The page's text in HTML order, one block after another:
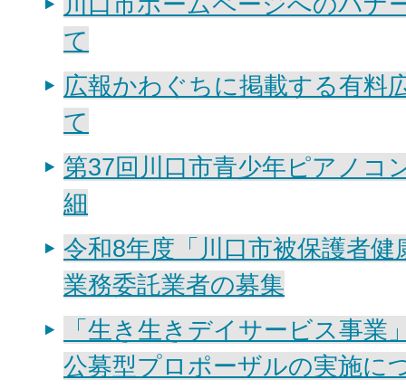
て
広報かわぐちに掲載する有料
て
第37回川口市青少年ピアノコ
細
令和8年度「川口市被保護者健
業務委託業者の募集
「生き生きデイサービス事業
公募型プロポーザルの実施に